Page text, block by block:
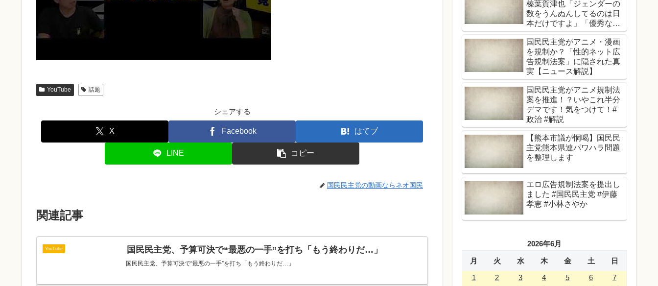
YouTube 話題
シェアする
X Facebook はてブ
LINE コピー
国民民主党の動画ならネオ国民
関連記事
YouTube 国民民主党、予算可決で“最悪の一手”を打ち「もう終わりだ…」
国民民主党、予算可決で“最悪の一手”を打ち「もう終わりだ…」
榛葉賀津也「ジェンダーの
数をうんぬんしてるのは日
本だけですよ」「優秀な女
性、男性関係なくどんどん
登用する」
国民民主党がアニメ・漫画
を規制か？「性的ネット広
告規制法案」に隠された真
実【ニュース解説】
国民民主党がアニメ規制法
案を推進！？いやこれ半分
デマです！気をつけて！#
政治 #解説
【熊本市議が恫喝】国民民
主党熊本県連パワハラ問題
を整理します
エロ広告規制法案を提出し
ました #国民民主党 #伊藤
孝恵 #小林さやか
2026年6月
月 火 水 木 金 土
日
1
2 3 4 5 6
7